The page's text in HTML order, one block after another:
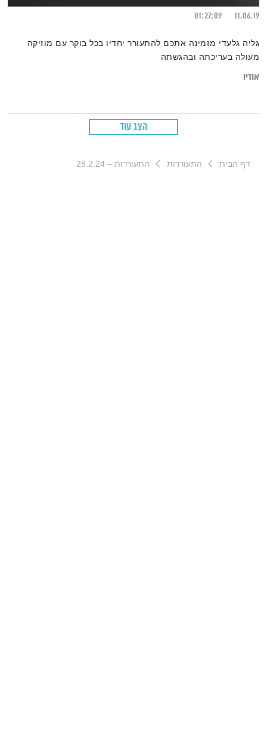
11.06.19
01:27:09
גליה גלעדי מזמינה אתכם להתעורר יחדיו בכל בוקר עם מוזיקה
מעולה בעריכתה ובהגשתה
אודיו
הצג עוד
דף הבית התעוררות התעוררות – 28.2.24